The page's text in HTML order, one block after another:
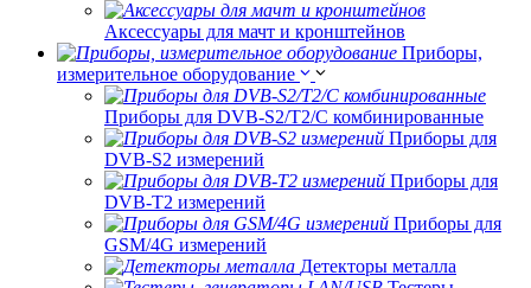
Аксессуары для мачт и кронштейнов
Приборы,
измерительное оборудование
Приборы для DVB-S2/T2/C комбинированные
Приборы для
DVB-S2 измерений
Приборы для
DVB-T2 измерений
Приборы для
GSM/4G измерений
Детекторы металла